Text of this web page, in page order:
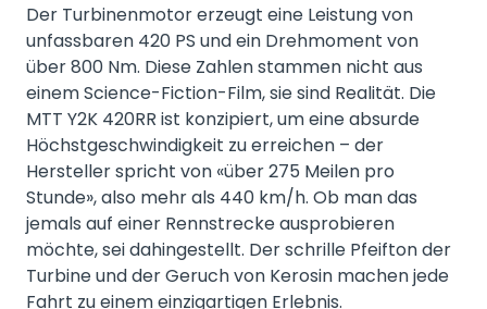
Der Turbinenmotor erzeugt eine Leistung von
unfassbaren 420 PS und ein Drehmoment von
über 800 Nm. Diese Zahlen stammen nicht aus
einem Science-Fiction-Film, sie sind Realität. Die
MTT Y2K 420RR ist konzipiert, um eine absurde
Höchstgeschwindigkeit zu erreichen – der
Hersteller spricht von «über 275 Meilen pro
Stunde», also mehr als 440 km/h. Ob man das
jemals auf einer Rennstrecke ausprobieren
möchte, sei dahingestellt. Der schrille Pfeifton der
Turbine und der Geruch von Kerosin machen jede
Fahrt zu einem einzigartigen Erlebnis.